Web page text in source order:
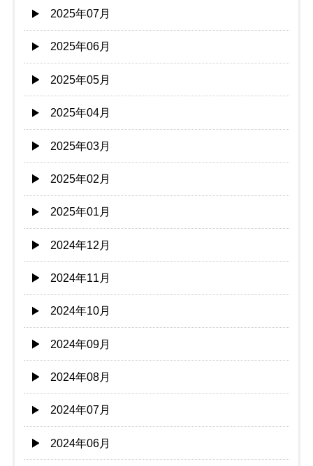
2025年07月
2025年06月
2025年05月
2025年04月
2025年03月
2025年02月
2025年01月
2024年12月
2024年11月
2024年10月
2024年09月
2024年08月
2024年07月
2024年06月